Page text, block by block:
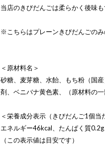
当店のきびだんごは柔らかく後味も
※こちらはプレーンきびだんごのみ
＜原材料名＞
砂糖、麦芽糖、水飴、もち粉（国
剤、ベニバナ黄色素、（原材料の一
＜栄養成分表示（きびだんご1個当
エネルギー46kcal、たんぱく質
（この表示値は目安です）